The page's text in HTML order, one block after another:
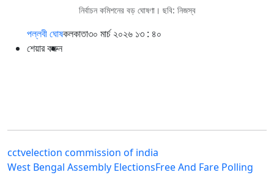
নির্বাচন কমিশনের বড় ঘোষণা। ছবি: নিজস্ব
পল্লবী ঘোষকলকাতা৩০ মার্চ ২০২৬ ১৩ : ৪০
শেয়ার করুন
cctvelection commission of india
West Bengal Assembly ElectionsFree And Fare Polling